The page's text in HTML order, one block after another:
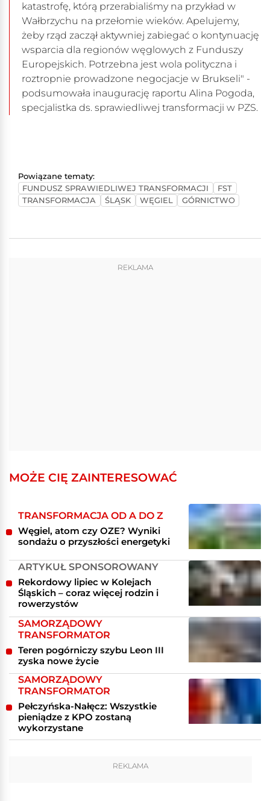
katastrofę, którą przerabialiśmy na przykład w
Wałbrzychu na przełomie wieków. Apelujemy,
żeby rząd zaczął aktywniej zabiegać o kontynuację
wsparcia dla regionów węglowych z Funduszy
Europejskich. Potrzebna jest wola polityczna i
roztropnie prowadzone negocjacje w Brukseli" -
podsumowała inaugurację raportu Alina Pogoda,
specjalistka ds. sprawiedliwej transformacji w PZS.
Powiązane tematy:
FUNDUSZ SPRAWIEDLIWEJ TRANSFORMACJI
FST
TRANSFORMACJA
ŚLĄSK WĘGIEL GÓRNICTWO
REKLAMA
MOŻE CIĘ ZAINTERESOWAĆ
TRANSFORMACJA OD A DO Z
Węgiel, atom czy OZE? Wyniki
sondażu o przyszłości energetyki
ARTYKUŁ SPONSOROWANY
Rekordowy lipiec w Kolejach
Śląskich – coraz więcej rodzin i
rowerzystów
SAMORZĄDOWY
TRANSFORMATOR
Teren pogórniczy szybu Leon III
zyska nowe życie
SAMORZĄDOWY
TRANSFORMATOR
Pełczyńska-Nałęcz: Wszystkie
pieniądze z KPO zostaną
wykorzystane
REKLAMA